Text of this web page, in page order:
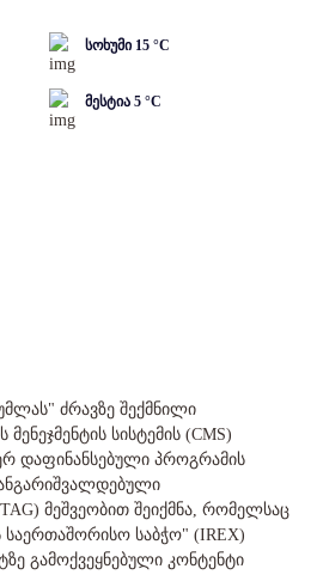
სოხუმი 15 °C
მესტია 5 °C
ძრავზე შექმნილი
სისტემის (CMS)
დაფინანსებული პროგრამის
მეშვეობით შეიქმნა, რომელსაც
საერთაშორისო საბჭო" (IREX)
გამოქვეყნებული კონტენტი